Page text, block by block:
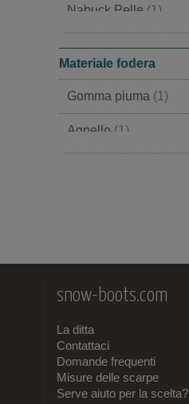
Nabuck Pelle (1)
Materiale fodera
Gomma piuma (1)
Agnello (1)
snow-boots.com
La ditta
Contattaci
Domande frequenti
Misure delle scarpe
Serve aiuto per la scelta?